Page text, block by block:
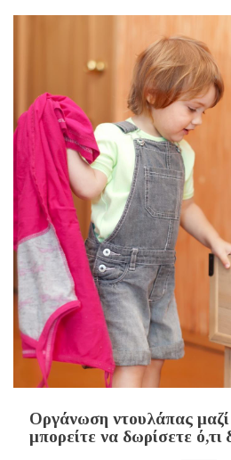
Οργάνωση ντουλάπας
μπορείτε να δωρίσετε ό,τι